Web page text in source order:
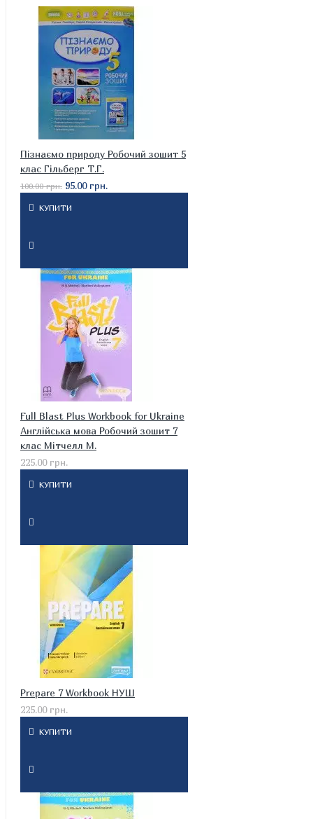
Пізнаємо природу Робочий зошит 5
клас Гільберг Т.Г.
100.00 грн. 95.00 грн.
КУПИТИ
Full Blast Plus Workbook for Ukraine
Англійська мова Робочий зошит 7
клас Мітчелл М.
225.00 грн.
КУПИТИ
Prepare 7 Workbook НУШ
225.00 грн.
КУПИТИ